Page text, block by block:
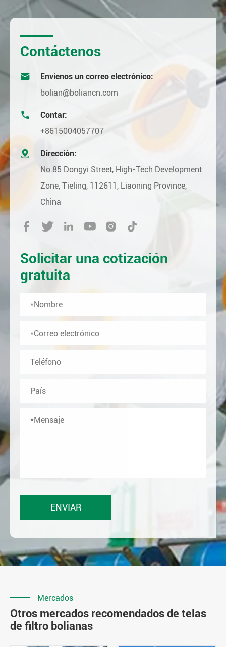
Contáctenos

Envíenos un correo electrónico:
bolian@boliancn.com

Contar:
+8615004057707

Dirección:
No.85 Dongyi Street, High-Tech Development
Zone, Tieling, 112611, Liaoning Province,
China
     
Solicitar una cotización
gratuita
Mercados
Otros mercados recomendados de telas
de filtro bolianas